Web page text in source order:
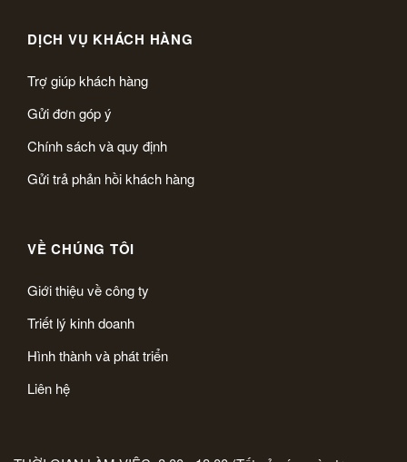
DỊCH VỤ KHÁCH HÀNG
Trợ giúp khách hàng
Gửi đơn góp ý
Chính sách và quy định
Gửi trả phản hồi khách hàng
VỀ CHÚNG TÔI
Giới thiệu về công ty
Triết lý kinh doanh
Hình thành và phát triển
Liên hệ